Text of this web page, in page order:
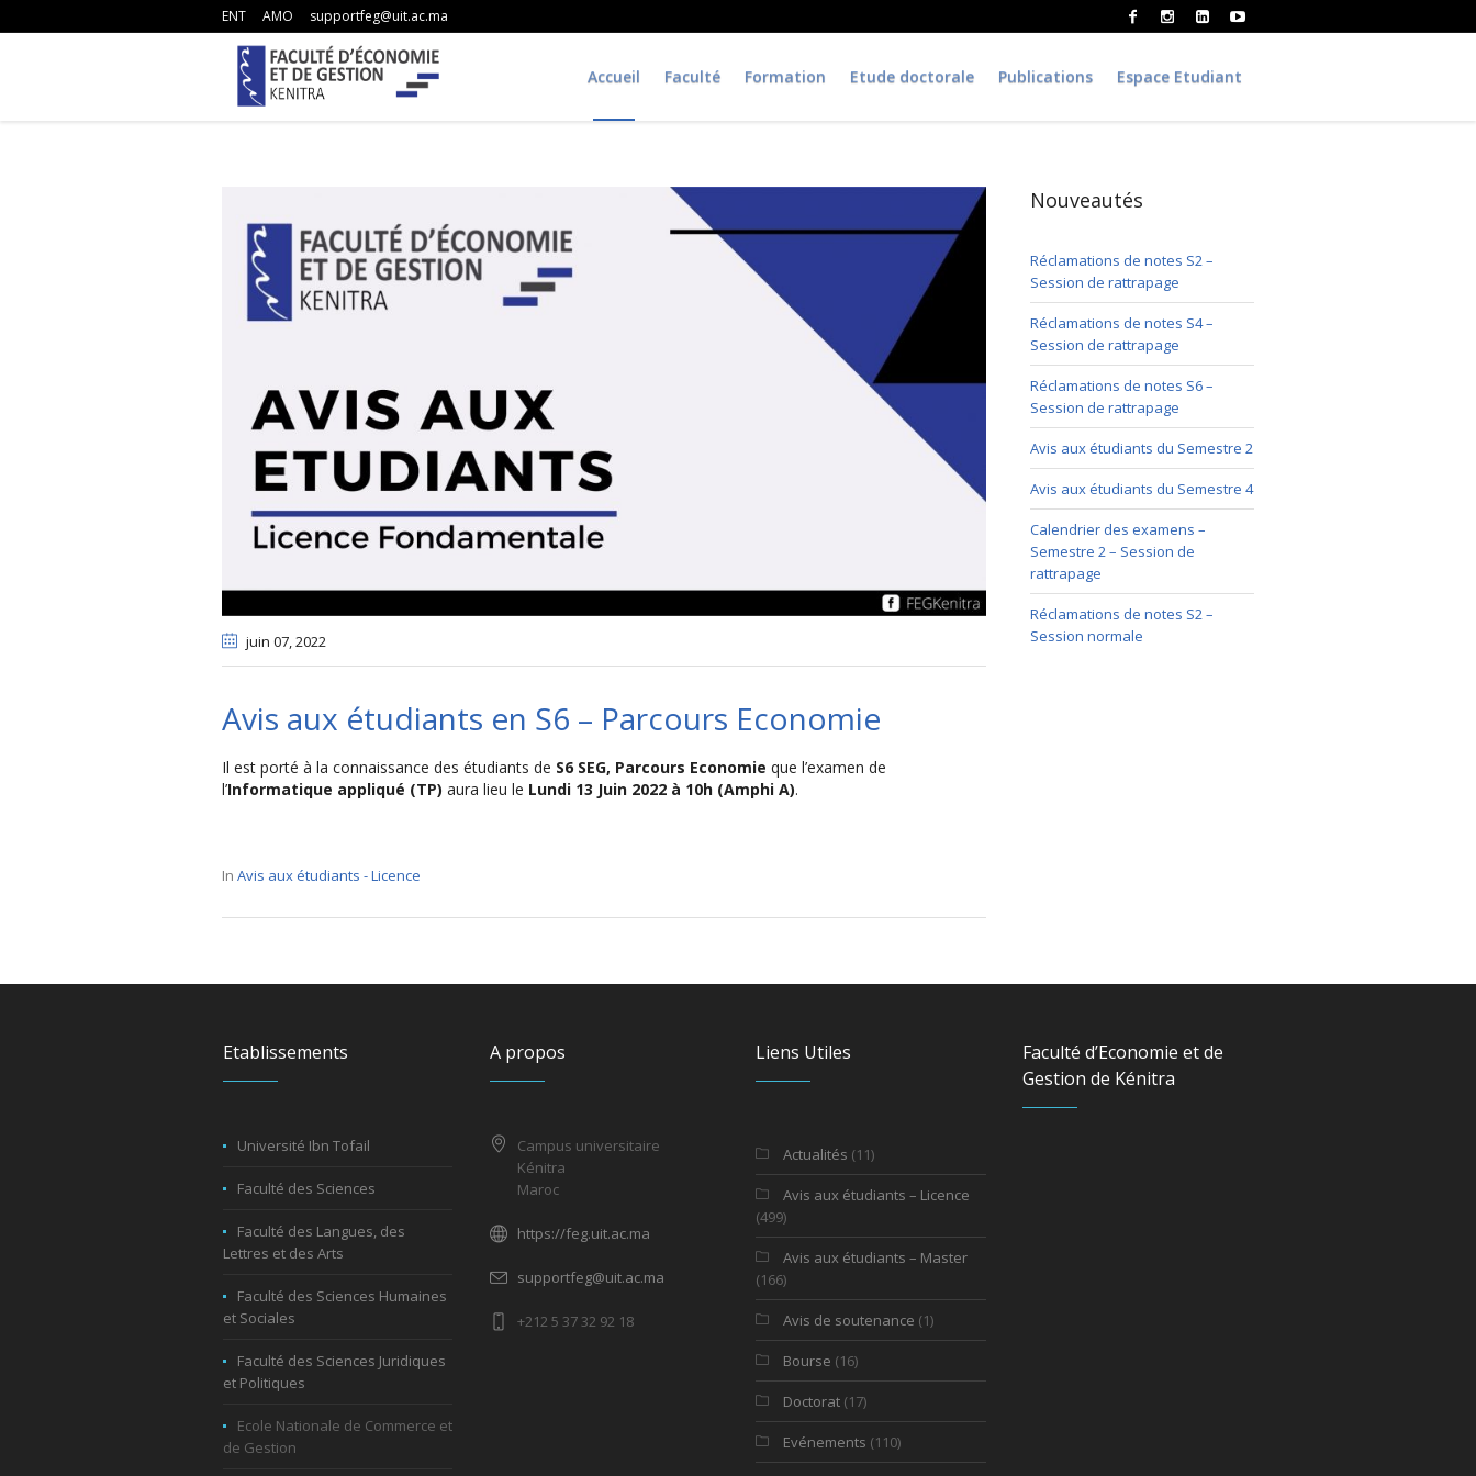
ENT AMO supportfeg@uit.ac.ma
Accueil Faculté Formation Etude doctorale Publications Espace Etudiant
juin 07, 2022
Avis aux étudiants en S6 – Parcours Economie
Il est porté à la connaissance des étudiants de S6 SEG, Parcours Economie que l’examen de
l’Informatique appliqué (TP) aura lieu le Lundi 13 Juin 2022 à 10h (Amphi A).
In Avis aux étudiants - Licence
Nouveautés
Réclamations de notes S2 –
Session de rattrapage
Réclamations de notes S4 –
Session de rattrapage
Réclamations de notes S6 –
Session de rattrapage
Avis aux étudiants du Semestre 2
Avis aux étudiants du Semestre 4
Calendrier des examens –
Semestre 2 – Session de
rattrapage
Réclamations de notes S2 –
Session normale
Etablissements
Université Ibn Tofail
Faculté des Sciences
Faculté des Langues, des
Lettres et des Arts
Faculté des Sciences Humaines
et Sociales
Faculté des Sciences Juridiques
et Politiques
Ecole Nationale de Commerce et
de Gestion
A propos
Campus universitaire
Kénitra
Maroc
https://feg.uit.ac.ma
supportfeg@uit.ac.ma
+212 5 37 32 92 18
Liens Utiles
Actualités (11)
Avis aux étudiants – Licence
(499)
Avis aux étudiants – Master
(166)
Avis de soutenance (1)
Bourse (16)
Doctorat (17)
Evénements (110)
Faculté d’Economie et de
Gestion de Kénitra